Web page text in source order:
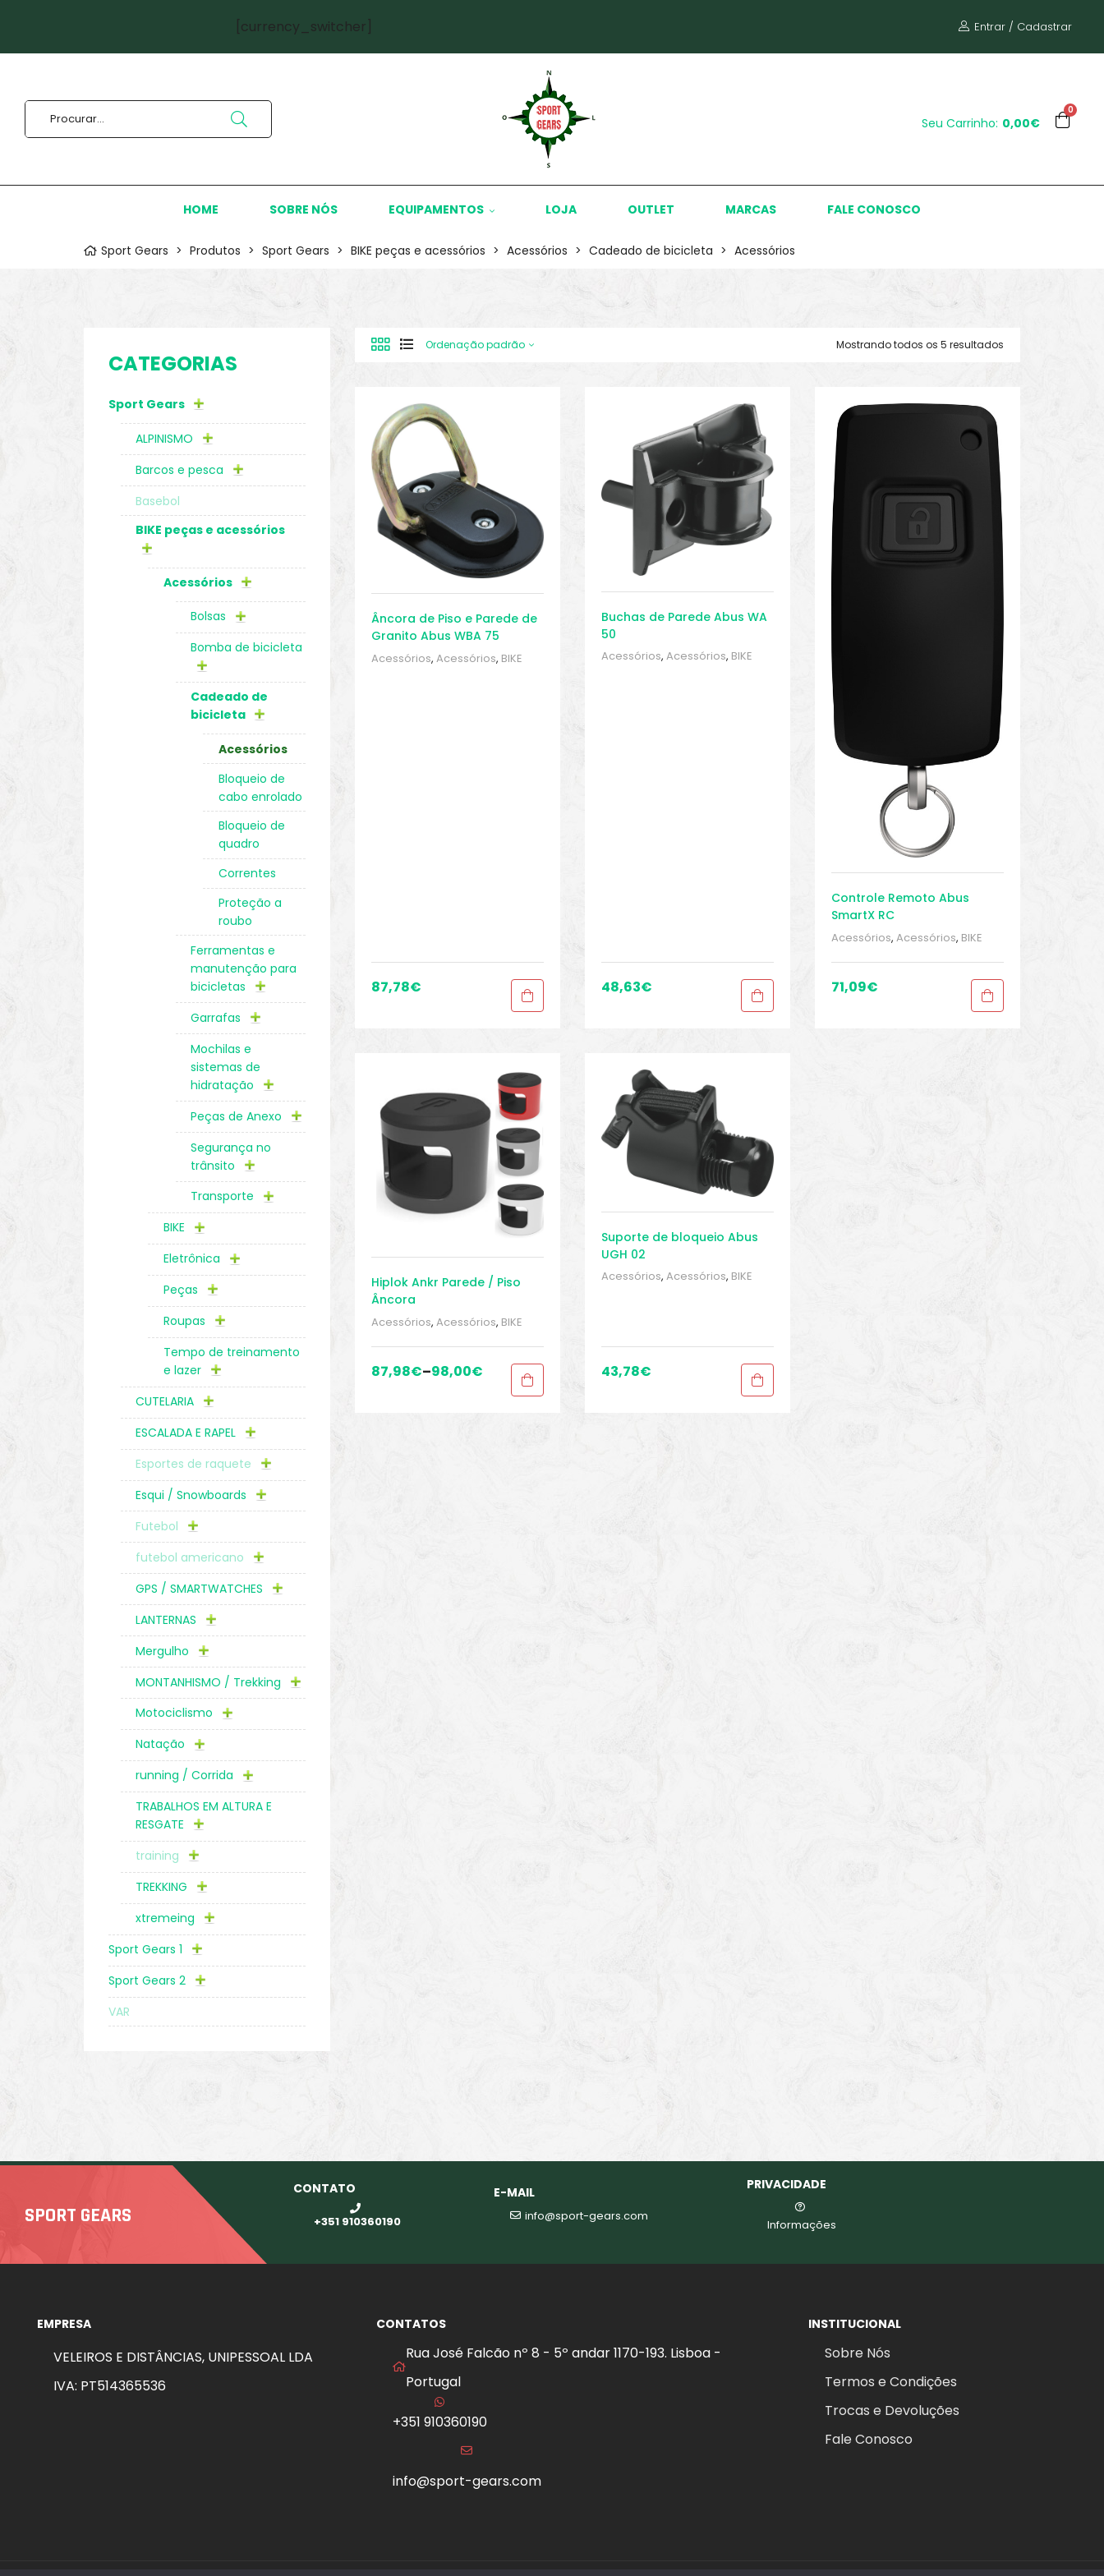
[currency_switcher] Entrar / Cadastrar
0
Seu Carrinho: 0,00€
HOME SOBRE NÓS EQUIPAMENTOS LOJA OUTLET MARCAS FALE CONOSCO
Sport Gears > Produtos > Sport Gears > BIKE peças e acessórios > Acessórios > Cadeado de bicicleta > Acessórios
Mostrando todos os 5 resultados
Ordenação padrão
Âncora de Piso e Parede de
Granito Abus WBA 75
Acessórios, Acessórios, BIKE
87,78€
Buchas de Parede Abus WA
50
Acessórios, Acessórios, BIKE
48,63€
Controle Remoto Abus
SmartX RC
Acessórios, Acessórios, BIKE
71,09€
Hiplok Ankr Parede / Piso
Âncora
Acessórios, Acessórios, BIKE
87,98€–98,00€
Suporte de bloqueio Abus
UGH 02
Acessórios, Acessórios, BIKE
43,78€
CATEGORIAS
Sport Gears
ALPINISMO
Barcos e pesca
Basebol
BIKE peças e acessórios
Acessórios
Bolsas
Bomba de bicicleta
Cadeado de
bicicleta
Acessórios
Bloqueio de
cabo enrolado
Bloqueio de
quadro
Correntes
Proteção a
roubo
Ferramentas e
manutenção para
bicicletas
Garrafas
Mochilas e
sistemas de
hidratação
Peças de Anexo
Segurança no
trânsito
Transporte
BIKE
Eletrônica
Peças
Roupas
Tempo de treinamento
e lazer
CUTELARIA
ESCALADA E RAPEL
Esportes de raquete
Esqui / Snowboards
Futebol
futebol americano
GPS / SMARTWATCHES
LANTERNAS
Mergulho
MONTANHISMO / Trekking
Motociclismo
Natação
running / Corrida
TRABALHOS EM ALTURA E
RESGATE
training
TREKKING
xtremeing
Sport Gears 1
Sport Gears 2
VAR
SPORT GEARS
CONTATO
+351 910360190
E-MAIL
info@sport-gears.com
PRIVACIDADE
Informações
EMPRESA
VELEIROS E DISTÂNCIAS, UNIPESSOAL LDA
IVA: PT514365536
CONTATOS
Rua José Falcão nº 8 - 5º andar 1170-193. Lisboa -
Portugal
+351 910360190
info@sport-gears.com
INSTITUCIONAL
Sobre Nós
Termos e Condições
Trocas e Devoluções
Fale Conosco